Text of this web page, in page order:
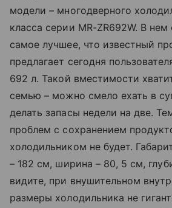
модели – многодверного
класса серии MR-ZR692W. В нем
самое лучшее, что известный
предлагает сегодня
692 л. Такой вместимости
семью – можно смело ехать в
делать запасы недели на две.
проблем с сохранением
холодильником не будет.
– 182 см, ширина – 80, 5 см,
видите, при внушительном
размеры холодильника не